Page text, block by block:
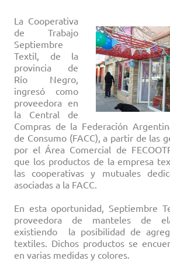
La Cooperativa
de Trabajo
Septiembre
Textil, de la
provincia de
Río Negro,
ingresó como
proveedora en
la Central de
Compras de la Federación
de Consumo (FACC), a partir de las
por el Área Comercial de
que los productos de la empresa
las cooperativas y mutuales
asociadas a la FACC.
En esta oportunidad, Septiembre
proveedora de manteles de
existiendo la posibilidad de
textiles. Dichos productos se
en varias medidas y colores.